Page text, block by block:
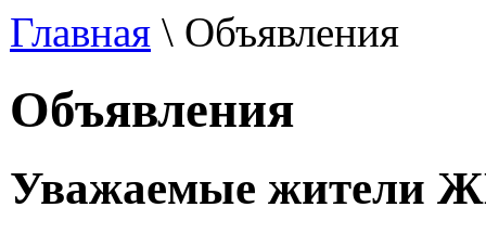
Главная \ Объявления
Объявления
Уважаемые жители